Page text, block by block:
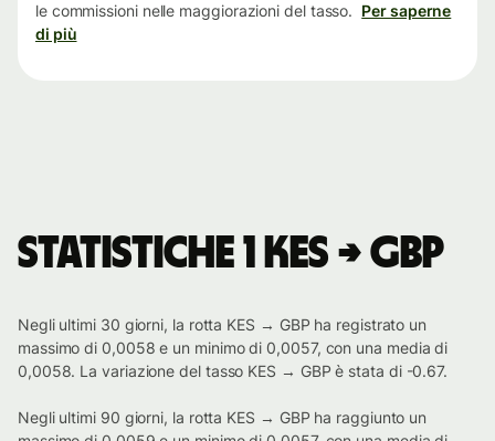
le commissioni nelle maggiorazioni del tasso. Per saperne
di più
Statistiche 1 KES → GBP
Negli ultimi 30 giorni, la rotta KES → GBP ha registrato un
massimo di 0,0058 e un minimo di 0,0057, con una media di
0,0058. La variazione del tasso KES → GBP è stata di -0.67.
Negli ultimi 90 giorni, la rotta KES → GBP ha raggiunto un